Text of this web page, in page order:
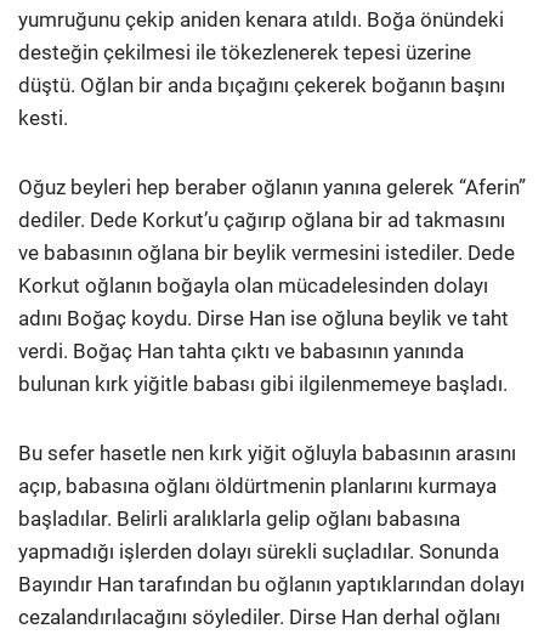
yumruğunu çekip aniden kenara atıldı. Boğa önündeki
desteğin çekilmesi ile tökezlenerek tepesi üzerine
düştü. Oğlan bir anda bıçağını çekerek boğanın başını
kesti.
Oğuz beyleri hep beraber oğlanın yanına gelerek “Aferin”
dediler. Dede Korkut’u çağırıp oğlana bir ad takmasını
ve babasının oğlana bir beylik vermesini istediler. Dede
Korkut oğlanın boğayla olan mücadelesinden dolayı
adını Boğaç koydu. Dirse Han ise oğluna beylik ve taht
verdi. Boğaç Han tahta çıktı ve babasının yanında
bulunan kırk yiğitle babası gibi ilgilenmemeye başladı.
Bu sefer hasetle nen kırk yiğit oğluyla babasının arasını
açıp, babasına oğlanı öldürtmenin planlarını kurmaya
başladılar. Belirli aralıklarla gelip oğlanı babasına
yapmadığı işlerden dolayı sürekli suçladılar. Sonunda
Bayındır Han tarafından bu oğlanın yaptıklarından dolayı
cezalandırılacağını söylediler. Dirse Han derhal oğlanı